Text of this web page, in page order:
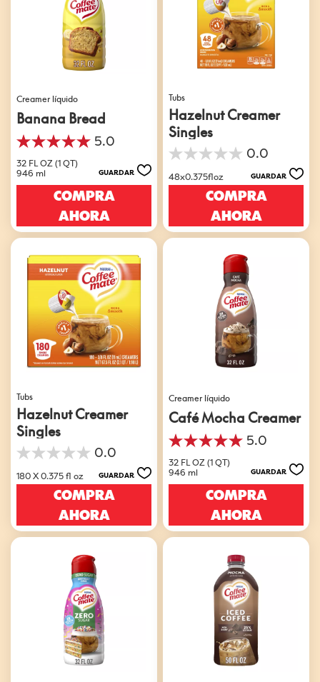
Creamer líquido
Banana Bread
5.0
5.0
de
5
estrellas.
32 FL OZ (1 QT)
946 ml
GUARDAR
COMPRA
AHORA
Tubs
Hazelnut Creamer
Singles
0.0
0.0
de
5
estrellas.
48x0.375floz GUARDAR
COMPRA
AHORA
Tubs
Hazelnut Creamer
Singles
0.0
0.0
de
5
estrellas.
180 X 0.375 fl oz GUARDAR
COMPRA
AHORA
Creamer líquido
Café Mocha Creamer
5.0
5.0
de
5
estrellas.
32 FL OZ (1 QT)
946 ml
GUARDAR
COMPRA
AHORA